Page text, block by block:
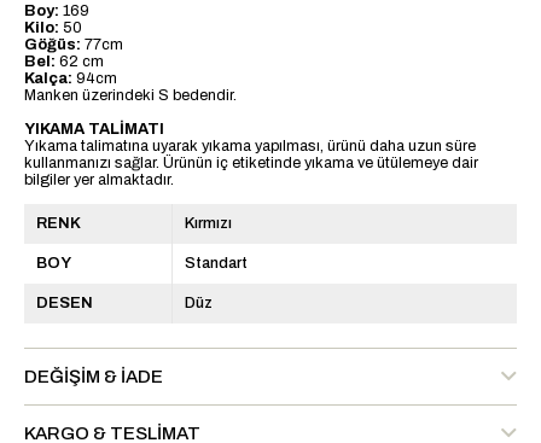
Boy: 169
Kilo: 50
Göğüs: 77cm
Bel: 62 cm
Kalça: 94cm
Manken üzerindeki S bedendir.
YIKAMA TALİMATI
Yıkama talimatına uyarak yıkama yapılması, ürünü daha uzun süre
kullanmanızı sağlar. Ürünün iç etiketinde yıkama ve ütülemeye dair
bilgiler yer almaktadır.
RENK Kırmızı
BOY Standart
DESEN Düz
DEĞIŞIM & İADE
KARGO & TESLIMAT